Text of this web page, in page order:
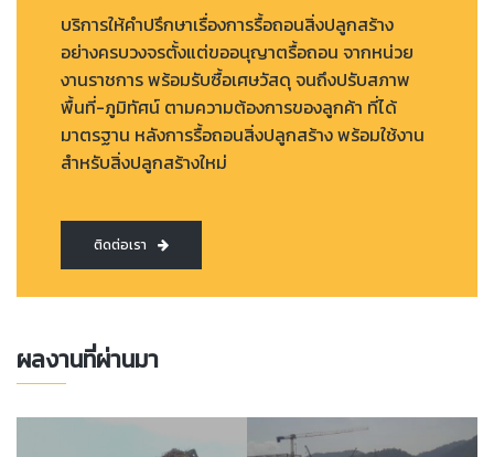
บริการให้คำปรึกษาเรื่องการรื้อถอนสิ่งปลูกสร้าง
อย่างครบวงจรตั้งแต่ขออนุญาตรื้อถอน จากหน่วย
งานราชการ พร้อมรับซื้อเศษวัสดุ จนถึงปรับสภาพ
พื้นที่-ภูมิทัศน์ ตามความต้องการของลูกค้า ที่ได้
มาตรฐาน หลังการรื้อถอนสิ่งปลูกสร้าง พร้อมใช้งาน
สำหรับสิ่งปลูกสร้างใหม่
ติดต่อเรา
ผลงานที่ผ่านมา